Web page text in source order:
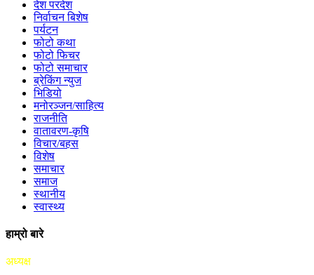
देश परदेश
निर्वाचन बिशेष
पर्यटन
फोटो कथा
फोटो फिचर
फोटो समाचार
ब्रेकिंग न्युज
भिडियो
मनोरञ्जन/साहित्य
राजनीति
वातावरण-कृषि
विचार/बहस
विशेष
समाचार
समाज
स्थानीय
स्वास्थ्य
हाम्रो बारे
अध्यक्ष